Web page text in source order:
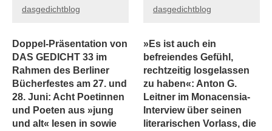
dasgedichtblog
dasgedichtblog
Doppel-Präsentation von
DAS GEDICHT 33 im
Rahmen des Berliner
Bücherfestes am 27. und
28. Juni: Acht Poetinnen
und Poeten aus »jung
und alt« lesen in sowie
»Es ist auch ein
befreiendes Gefühl,
rechtzeitig losgelassen
zu haben«: Anton G.
Leitner im Monacensia-
Interview über seinen
literarischen Vorlass, die